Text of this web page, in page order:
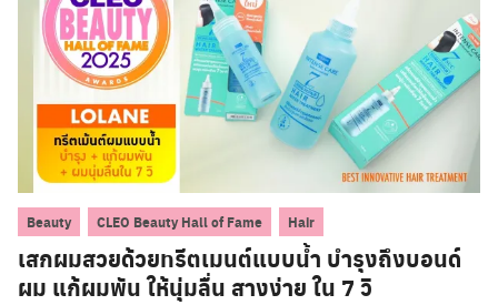
Beauty CLEO Beauty Hall of Fame Hair
เสกผมสวยด้วยทรีตเมนต์แบบน้ำ บำรุงถึงบอนด์
ผม แก้ผมพัน ให้นุ่มลื่น สางง่าย ใน 7 วิ